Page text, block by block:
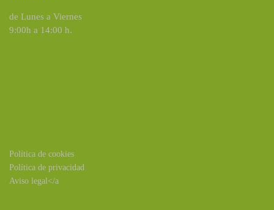
de Lunes a Viernes
9:00h a 14:00 h.
Política de cookies
Política de privacidad
Aviso legal</a